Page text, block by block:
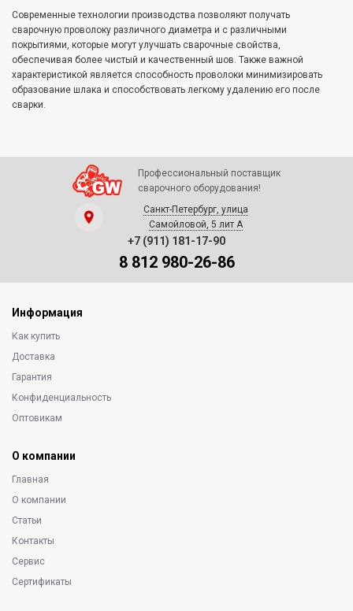
Современные технологии производства позволяют получать
сварочную проволоку различного диаметра и с различными
покрытиями, которые могут улучшать сварочные свойства,
обеспечивая более чистый и качественный шов. Также важной
характеристикой является способность проволоки минимизировать
образование шлака и способствовать легкому удалению его после
сварки.
Профессиональный поставщик
сварочного оборудования!
Санкт-Петербург, улица
Самойловой, 5 лит А
+7 (911) 181-17-90
8 812 980-26-86
Информация
Как купить
Доставка
Гарантия
Конфиденциальность
Оптовикам
О компании
Главная
О компании
Статьи
Контакты
Сервис
Сертификаты